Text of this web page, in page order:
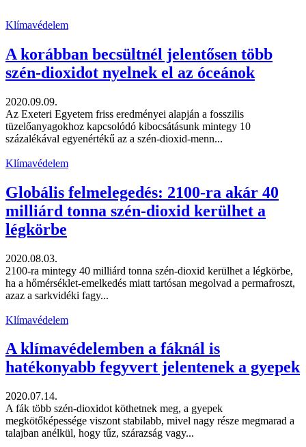
Klímavédelem
A korábban becsültnél jelentősen több
szén-dioxidot nyelnek el az óceánok
2020.09.09.
Az Exeteri Egyetem friss eredményei alapján a fosszilis
tüzelőanyagokhoz kapcsolódó kibocsátásunk mintegy 10
százalékával egyenértékű az a szén-dioxid-menn...
Klímavédelem
Globális felmelegedés: 2100-ra akár 40
milliárd tonna szén-dioxid kerülhet a
légkörbe
2020.08.03.
2100-ra mintegy 40 milliárd tonna szén-dioxid kerülhet a légkörbe,
ha a hőmérséklet-emelkedés miatt tartósan megolvad a permafroszt,
azaz a sarkvidéki fagy...
Klímavédelem
A klímavédelemben a fáknál is
hatékonyabb fegyvert jelentenek a gyepek
2020.07.14.
A fák több szén-dioxidot köthetnek meg, a gyepek
megkötőképessége viszont stabilabb, mivel nagy része megmarad a
talajban anélkül, hogy tűz, szárazság vagy...